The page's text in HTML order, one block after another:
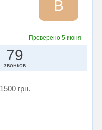
B
Проверено5 июня
79
звонков
1500 грн.